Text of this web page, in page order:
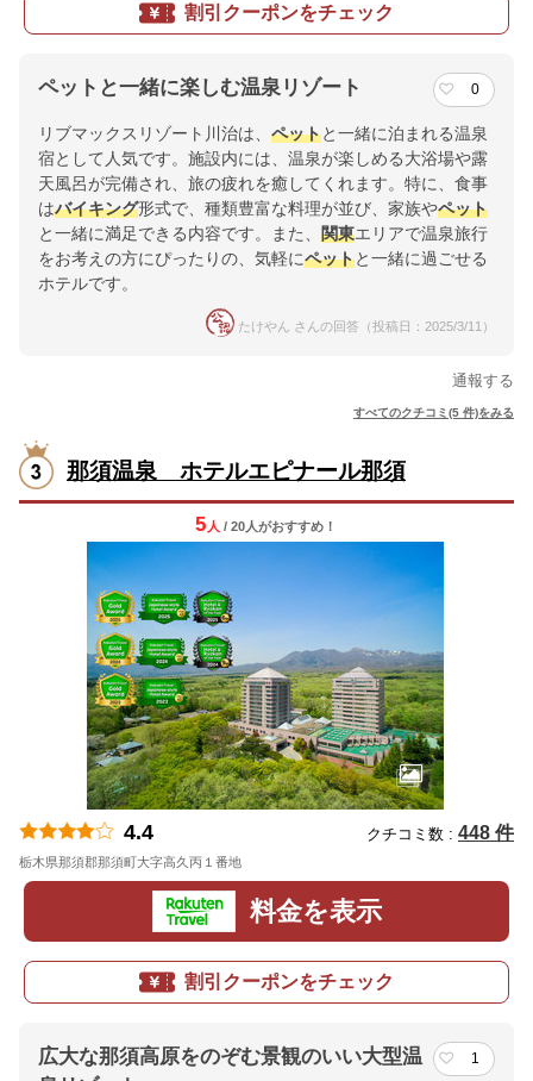
割引クーポンをチェック
ペットと一緒に楽しむ温泉リゾート 0
リブマックスリゾート川治は、 ペットと一緒に泊まれる温泉
宿として人気です。施設内には、温泉が楽しめる大浴場や露
天風呂が完備され、旅の疲れを癒してくれます。特に、食事
はバイキング形式で、種類豊富な料理が並び、家族やペット
と一緒に満足できる内容です。また、 関東エリアで温泉旅行
をお考えの方にぴったりの、気軽にペットと一緒に過ごせる
ホテルです。
たけやん さんの回答（投稿日：2025/3/11）
通報する
すべてのクチコミ(5 件)をみる
那須温泉 ホテルエピナール那須
5 人 / 20人がおすすめ！
4.4 クチコミ数 : 448 件
栃木県那須郡那須町大字高久丙１番地
料金を表示
割引クーポンをチェック
広大な那須高原をのぞむ景観のいい大型温
1